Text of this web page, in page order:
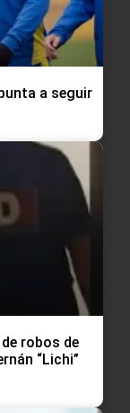
a seguir
robos de
“Lichi”